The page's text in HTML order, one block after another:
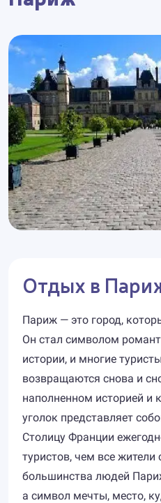
Отдых в
Париж — это город,
Он стал символом
истории, и многие
возвращаются снова и
наполненном историей и
уголок представляет
Столицу Франции
туристов, чем все
большинства людей
а символ мечты, место,